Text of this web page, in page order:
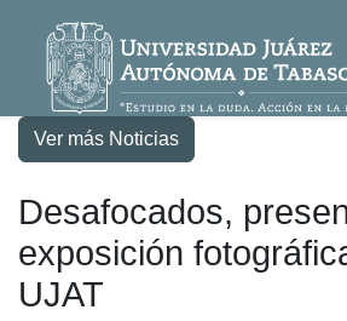
Ver más Noticias
Desafocados,
exposición
UJAT